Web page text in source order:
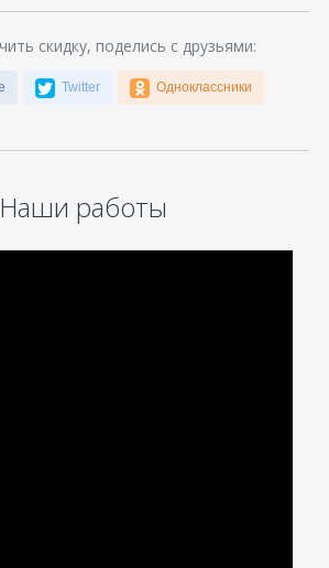
скидку, поделись с друзьями:
Twitter Одноклассники
Наши работы